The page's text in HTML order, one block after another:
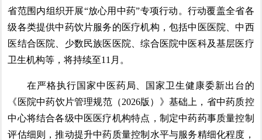
省范围内组织开展“放心用中药”专项行动。行动覆盖全省各
级各类提供中药饮片服务的医疗机构，包括中医医院、中西
医结合医院、少数民族医医院、综合医院中医科及基层医疗
卫生机构等，将持续至11月。
在严格执行国家中医药局、国家卫生健康委新出台的
《医院中药饮片管理规范（2026版）》基础上，省中药质控
中心将结合各级中医医疗机构特点，制定中药药事质量控制
评估细则，推动提升中药质量控制水平与服务精细化程度，